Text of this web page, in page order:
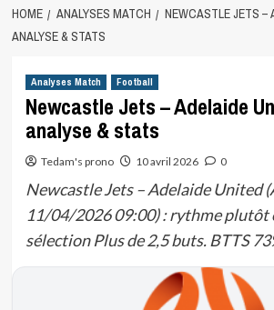
HOME ANALYSES MATCH
NEWCASTLE JETS –
ANALYSE & STATS
Analyses Match Football
Newcastle Jets – Adelaide
analyse & stats
Tedam's prono 10 avril 2026 0
Newcastle Jets – Adelaide United
11/04/2026 09:00) : rythme plutôt
sélection Plus de 2,5 buts. BTTS